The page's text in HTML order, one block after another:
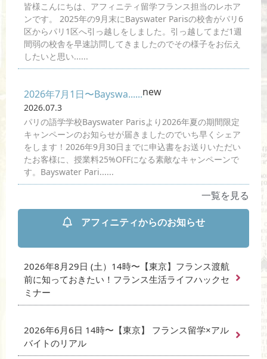
皆様こんにちは、アフィニティ留学フランス担当のレホア
ンです。 2025年の9月末にBayswater Parisの校舎がパリ6
区からパリ1区へ引っ越しをしました。引っ越してまだ1週
間弱の校舎を早速訪問してきましたのでその様子をお伝え
したいと思い......
2026年7月1日〜Bayswa......new
2026.07.3
パリの語学学校Bayswater Parisより2026年夏の期間限定
キャンペーンのお知らせが届きましたのでいち早くシェア
をします！2026年9月30日までに申込書をお送りいただい
たお客様に、授業料25%OFFになる素敵なキャンペーンで
す。Bayswater Pari......
一覧を見る
アフィニティからのお知らせ
2026年8月29日 (土）14時〜【東京】フランス渡航
前に知っておきたい！フランス生活ライフハックセ
ミナー
2026年6月6日 14時〜【東京】 フランス留学×アル
バイトのリアル